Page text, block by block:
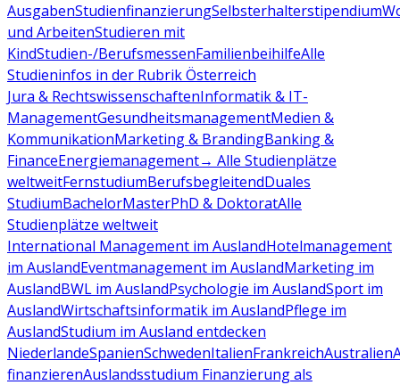
AusgabenStudienfinanzierungSelbsterhalterstipendium
und ArbeitenStudieren mit
KindStudien-/BerufsmessenFamilienbeihilfeAlle
Studieninfos in der Rubrik Österreich
Jura & RechtswissenschaftenInformatik & IT-
ManagementGesundheitsmanagementMedien &
KommunikationMarketing & BrandingBanking &
FinanceEnergiemanagement→ Alle Studienplätze
weltweitFernstudiumBerufsbegleitendDuales
StudiumBachelorMasterPhD & DoktoratAlle
Studienplätze weltweit
International Management im AuslandHotelmanagement
im AuslandEventmanagement im AuslandMarketing im
AuslandBWL im AuslandPsychologie im AuslandSport im
AuslandWirtschaftsinformatik im AuslandPflege im
AuslandStudium im Ausland entdecken
NiederlandeSpanienSchwedenItalienFrankreichAustralien
finanzierenAuslandsstudium Finanzierung als